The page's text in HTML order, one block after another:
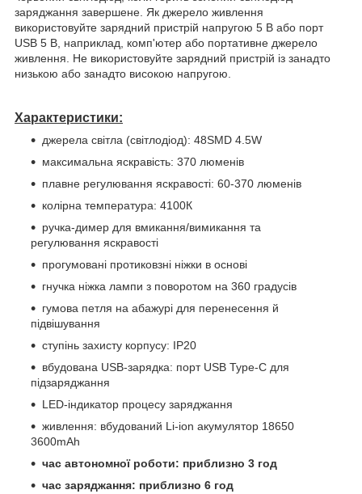
заряджання завершене. Як джерело живлення
використовуйте зарядний пристрій напругою 5 В або порт
USB 5 В, наприклад, комп'ютер або портативне джерело
живлення. Не використовуйте зарядний пристрій із занадто
низькою або занадто високою напругою.
Характеристики:
джерела світла (світлодіод): 48SMD 4.5W
максимальна яскравість: 370 люменів
плавне регулювання яскравості: 60-370 люменів
колірна температура: 4100К
ручка-димер для вмикання/вимикання та
регулювання яскравості
прогумовані протиковзні ніжки в основі
гнучка ніжка лампи з поворотом на 360 градусів
гумова петля на абажурі для перенесення й
підвішування
ступінь захисту корпусу: IP20
вбудована USB-зарядка: порт USB Type-C для
підзаряджання
LED-індикатор процесу заряджання
живлення: вбудований Li-ion акумулятор 18650
3600mAh
час автономної роботи: приблизно 3 год
час заряджання: приблизно 6 год